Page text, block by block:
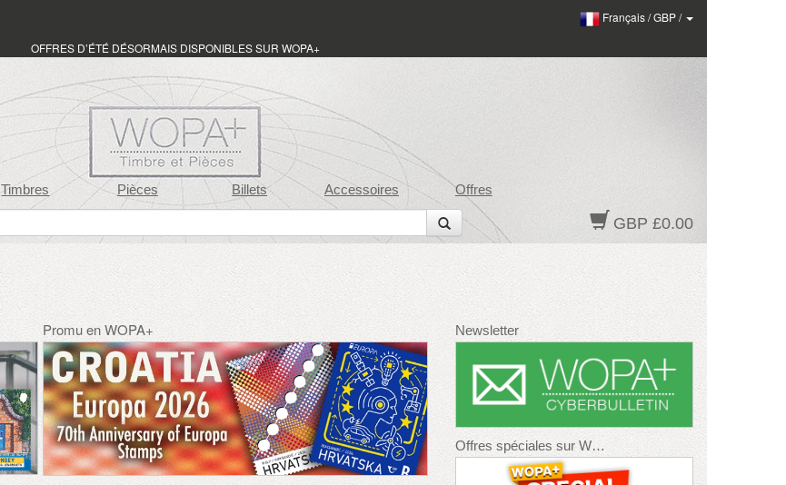
Français/GBP/
OFFRES D’ÉTÉ DÉSORMAIS DISPONIBLES SUR WOPA+
Timbres Pièces Billets Accessoires Offres
GBP £0.00
Promu en WOPA+ Newsletter
Offres spéciales sur WOPA+